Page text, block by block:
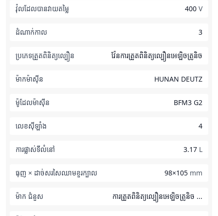
វ៉ុលដែលបានវាយតម្លៃ 400 V
ដំណាក់កាល 3
ប្រភេទត្រួតពិនិត្យល្បឿន វ៉ែនការត្រួតពិនិត្យល្បឿនអេឡិចត្រូនិច
ម៉ាកម៉ាស៊ីន HUNAN DEUTZ
ម៉ូដែលម៉ាស៊ីន BFM3 G2
លេខស៊ីឡាំង 4
ការផ្លាស់ទីលំនៅ 3.17 L
ធុញ × ដាច់សរសៃឈាមខួរក្បាល 98×105 mm
ម៉ាក ជំនួស ការត្រួតពិនិត្យល្បឿនអេឡិចត្រូនិច ...